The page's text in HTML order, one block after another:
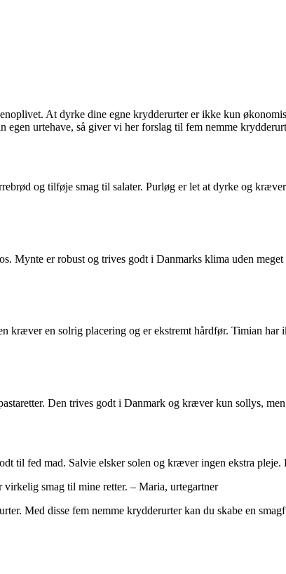
At dyrke dine egne krydderurter er ikke kun
urtehave, så giver vi her forslag til fem nemme
og tilføje smag til salater. Purløg er let at dyrke og
Mynte er robust og trives godt i Danmarks klima uden
kræver en solrig placering og er ekstremt hårdfør. Timian
Den trives godt i Danmark og kræver kun sollys,
til fed mad. Salvie elsker solen og kræver ingen ekstra
smag til mine retter. – Maria, urtegartner
Med disse fem nemme krydderurter kan du skabe en